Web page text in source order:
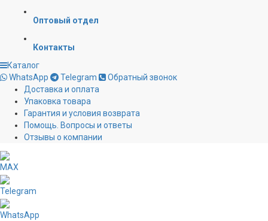
Оптовый отдел
Контакты
Каталог
WhatsApp
Telegram
Обратный звонок
Доставка и оплата
Упаковка товара
Гарантия и условия возврата
Помощь. Вопросы и ответы
Отзывы о компании
MAX
Telegram
WhatsApp